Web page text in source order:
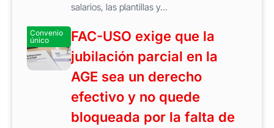
salarios, las plantillas y...
Convenio
único
FAC-USO exige que la
jubilación parcial en la
AGE sea un derecho
efectivo y no quede
bloqueada por la falta de